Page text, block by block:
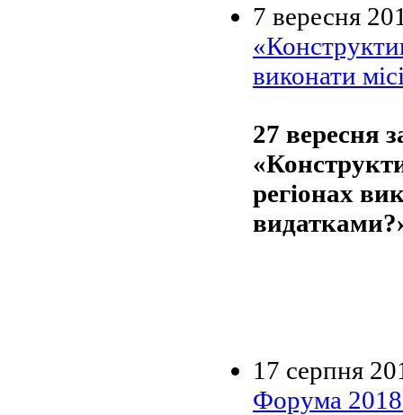
7 вересня
виконати
27 вересня
регіонах
17 серпня
Форума